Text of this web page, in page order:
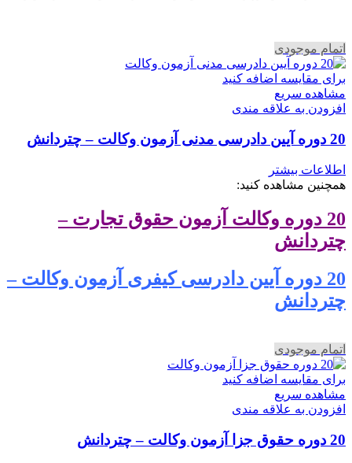
اتمام موجودی
برای مقایسه اضافه کنید
مشاهده سریع
افزودن به علاقه مندی
20 دوره آیین دادرسی مدنی آزمون وکالت – چتردانش
اطلاعات بیشتر
همچنین مشاهده کنید:
20 دوره وکالت آزمون حقوق تجارت –
چتردانش
20 دوره آیین دادرسی کیفری آزمون وکالت –
چتردانش
اتمام موجودی
برای مقایسه اضافه کنید
مشاهده سریع
افزودن به علاقه مندی
20 دوره حقوق جزا آزمون وکالت – چتردانش